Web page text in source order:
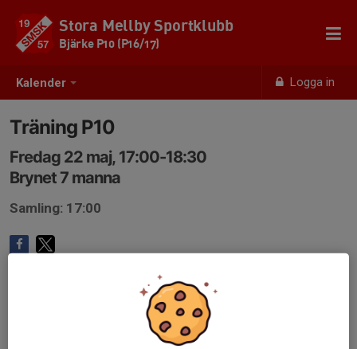
Kalender Logga in
Stora Mellby Sportklubb
Bjärke P10 (P16/17)
Träning P10
Fredag 22 maj, 17:00-18:30
Brynet 7 manna
Samling: 17:00